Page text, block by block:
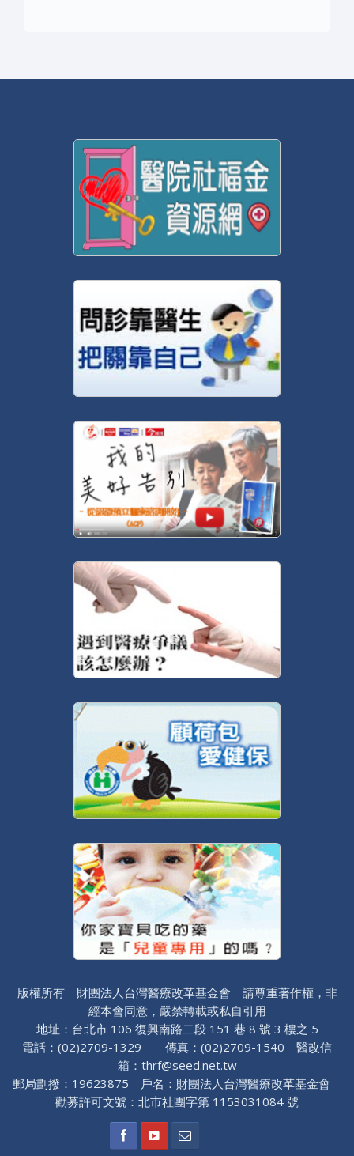
版權所有 財團法人台灣醫療改革基金會 請尊重著作權，非
經本會同意，嚴禁轉載或私自引用
地址：台北市 106 復興南路二段 151 巷 8 號 3 樓之 5
電話：(02)2709-1329 傳真：(02)2709-1540 醫改信
箱：thrf@seed.net.tw
郵局劃撥：19623875 戶名：財團法人台灣醫療改革基金會
勸募許可文號：北市社團字第 1153031084 號